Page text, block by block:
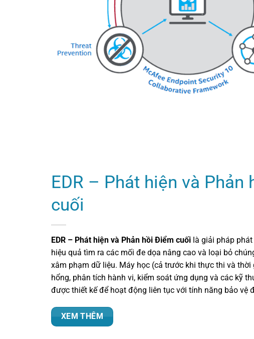
EDR – Phát hiện và Phản
cuối
EDR – Phát hiện và Phản hồi Điểm cuối là giải pháp
hiệu quả tìm ra các mối đe dọa nâng cao và loại bỏ
xâm phạm dữ liệu. Máy học (cả trước khi thực thi và thời
hổng, phân tích hành vi, kiểm soát ứng dụng và các kỹ
được thiết kế để hoạt động liên tục với tính năng bảo vệ
XEM THÊM